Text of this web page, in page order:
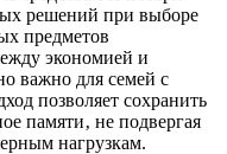
решений при выборе
предметов
экономией и
важно для семей с
позволяет сохранить
памяти‚ не подвергая
нагрузкам.